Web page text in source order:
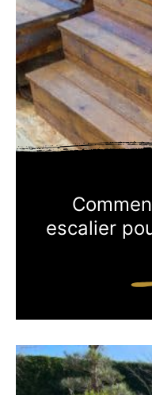
escalier